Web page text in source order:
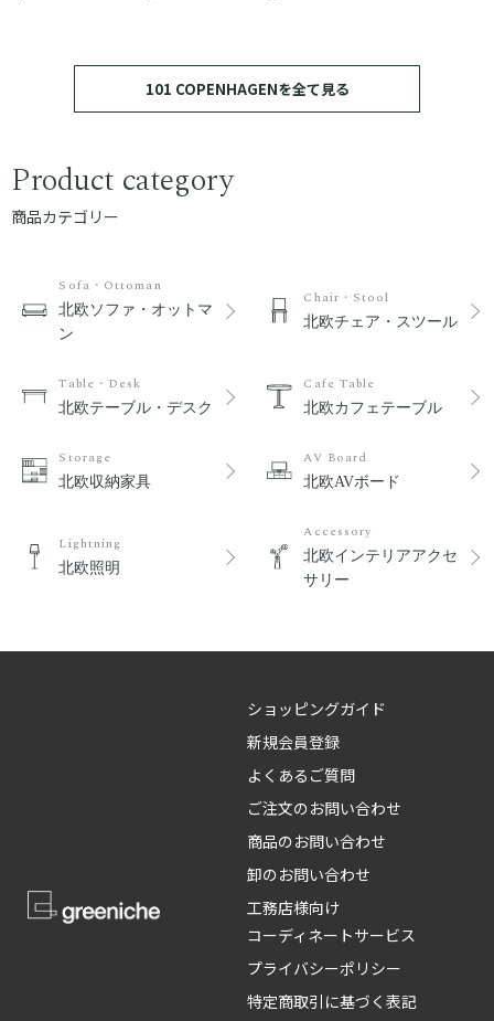
101 COPENHAGENを全て見る
Product category
商品カテゴリー
Sofa・Ottoman
北欧ソファ・オットマ
ン
Chair・Stool
北欧チェア・スツール
Table・Desk
北欧テーブル・デスク
Cafe Table
北欧カフェテーブル
Storage
北欧収納家具
AV Board
北欧AVボード
Lightning
北欧照明
Accessory
北欧インテリアアクセ
サリー
ショッピングガイド
新規会員登録
よくあるご質問
ご注文のお問い合わせ
商品のお問い合わせ
卸のお問い合わせ
工務店様向け
コーディネートサービス
プライバシーポリシー
特定商取引に基づく表記